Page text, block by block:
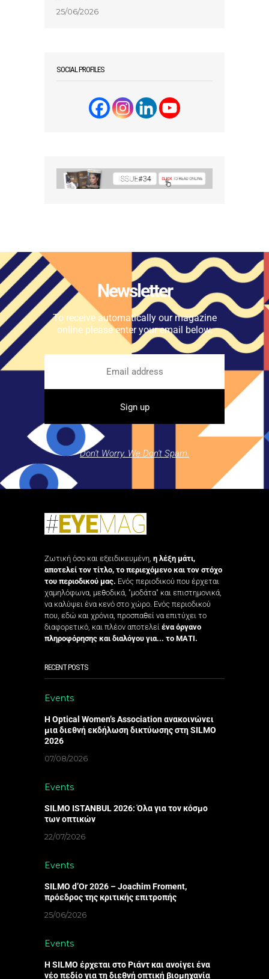
25/06/2026
SOCIAL PROFILES
Newsletter
To receive automatically our magazine
online please enter your email below.
Don't Worry. We Don't Spam.
Ζωτική όσο και εξειδικευμένη, η λέξη μάτι,
αποτελεί τον τίτλο, το περιεχόμενο και τον στόχο
του περιοδικού μας. Ενός περιοδικού που έρχεται
χαμηλόφωνα, μεθοδικά, "μοδάτα" και επιστημονικά,
να καλύψει ένα κενό στο χώρο. Ενός περιοδικού
που, εδώ και χρόνια, προσπαθεί να επιτύχει το
διαφορετικό, και πλέον αποτελεί ένα όργανο
πληροφόρησης και διαλόγου για... το ΜΑΤΙ.
RECENT POSTS
Events
Η Optical Women’s Association ανακοινώνει
μια διεθνή εκδήλωση δικτύωσης στη SILMO
2026
07/08/2026
Events
SILMO ISTANBUL 2026: Όλα για τον κόσμο
των οπτικών
22/07/2026
Events
SILMO d’Or 2026 – Joachim Froment,
πρόεδρος της κριτικής επιτροπής
25/06/2026
Events
Η SILMO έρχεται στο Ριάντ και ανοίγει ένα
νέο πεδίο για τη διεθνή οπτική βιομηχανία